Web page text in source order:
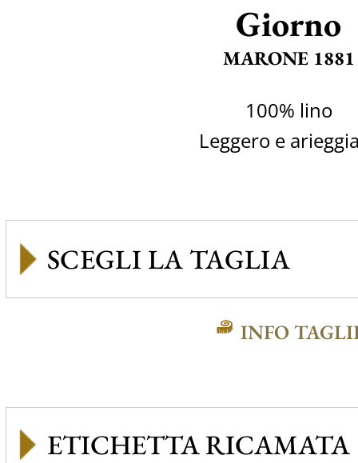
Giorno
MARONE 1881
100% lino
Leggero e
INFO
ETICHETTA RICAMATA